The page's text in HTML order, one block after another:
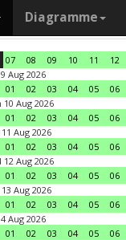
Diagramme
07 08 09 10 11 12
Aug 2026
01 02 03 04 05 06
10 Aug 2026
01 02 03 04 05 06
Aug 2026
01 02 03 04 05 06
12 Aug 2026
01 02 03 04 05 06
Aug 2026
01 02 03 04 05 06
Aug 2026
01 02 03 04 05 06